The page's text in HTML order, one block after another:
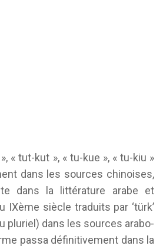
« tut-kut », « tu-kue », « tu-kiu »
dans les sources chinoises,
dans la littérature arabe et
IXème siècle traduits par ‘türk’
pluriel) dans les sources arabo-
passa définitivement dans la